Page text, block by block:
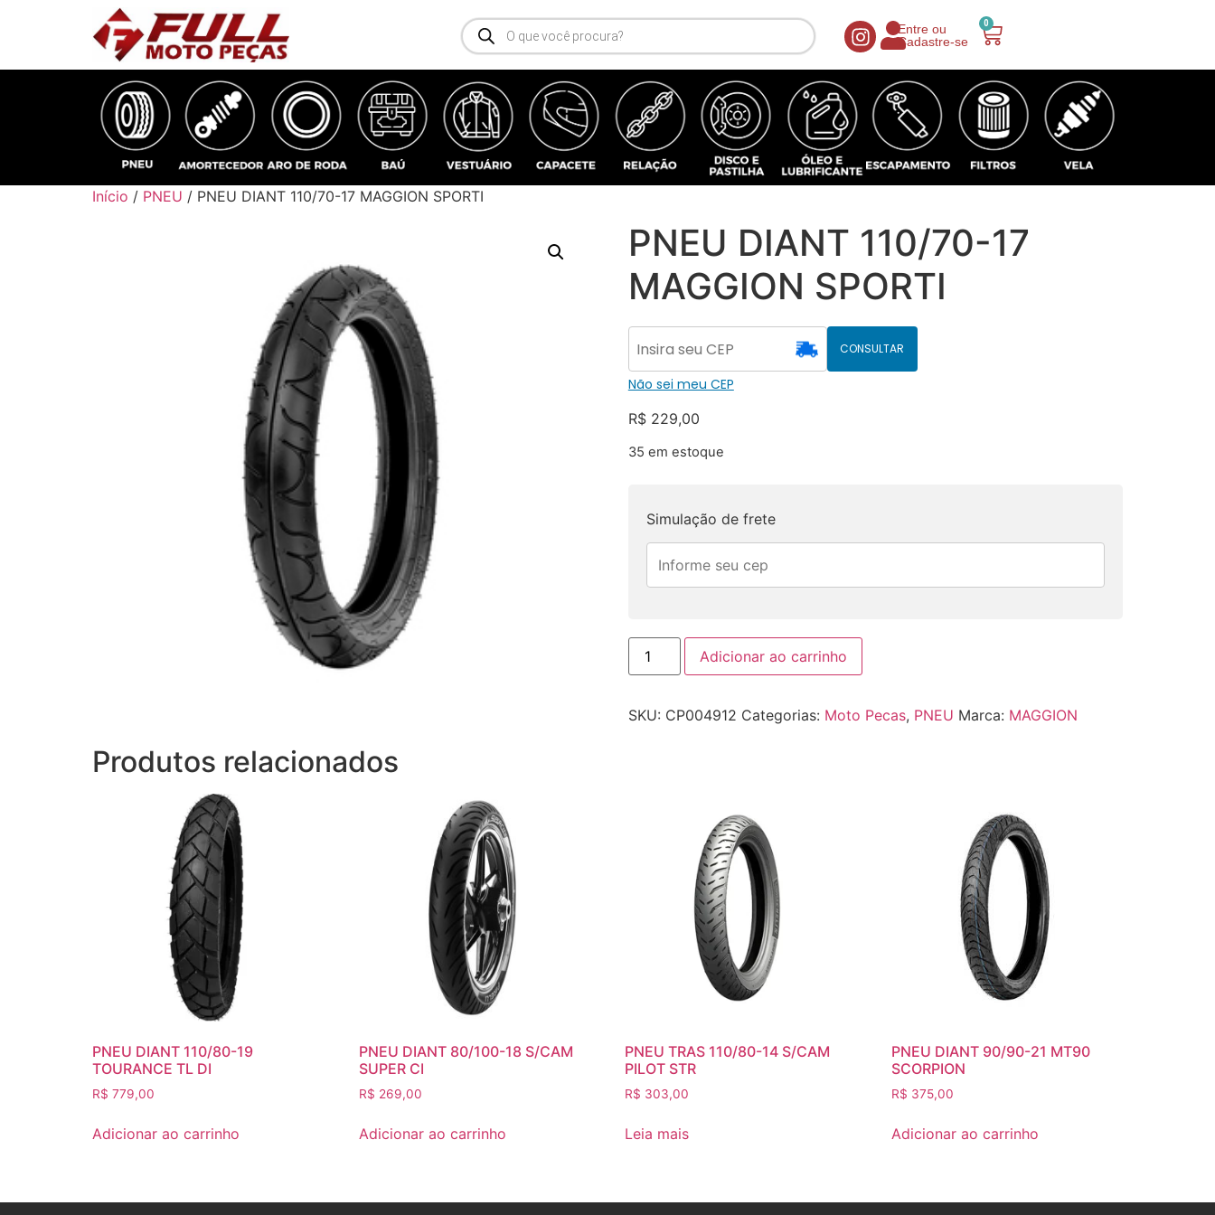
Entre ou
Cadastre-se
0
Início / PNEU / PNEU DIANT 110/70-17 MAGGION SPORTI
PNEU DIANT 110/70-17
MAGGION SPORTI
CONSULTAR
Não sei meu CEP
R$229,00
35 em estoque
Simulação de frete
Adicionar ao carrinho
SKU: CP004912 Categorias: Moto Pecas, PNEU Marca: MAGGION
Produtos relacionados
PNEU DIANT 110/80-19
TOURANCE TL DI
R$ 779,00
Adicionar ao carrinho
PNEU DIANT 80/100-18 S/CAM
SUPER CI
R$ 269,00
Adicionar ao carrinho
PNEU TRAS 110/80-14 S/CAM
PILOT STR
R$ 303,00
Leia mais
PNEU DIANT 90/90-21 MT90
SCORPION
R$ 375,00
Adicionar ao carrinho